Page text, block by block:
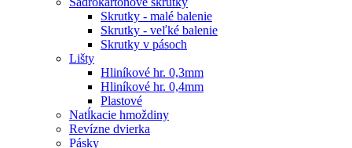
Skrutky - malé balenie
Skrutky - veľké balenie
Skrutky v pásoch
Lišty
Hliníkové hr. 0,3mm
Hliníkové hr. 0,4mm
Plastové
Natĺkacie hmoždiny
Revízne dvierka
Pásky